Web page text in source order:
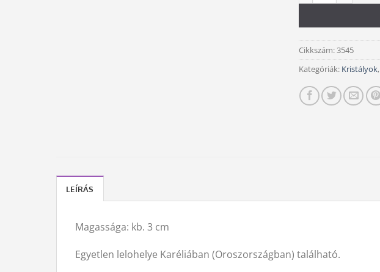
Cikkszám:3545
Kategóriák: Kristályok,
LEÍRÁS
Magassága: kb. 3 cm
Egyetlen lelohelye Karéliában (Oroszországban) található.